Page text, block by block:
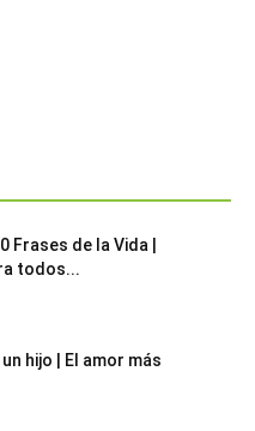
Frases de la Vida |
todos...
hijo | El amor más